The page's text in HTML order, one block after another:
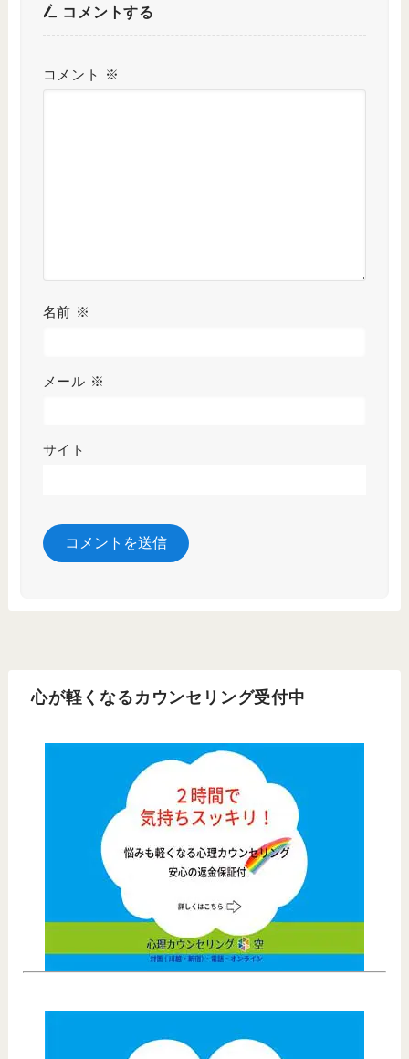
コメントする
コメント ※
名前 ※
メール ※
サイト
心が軽くなるカウンセリング受付中